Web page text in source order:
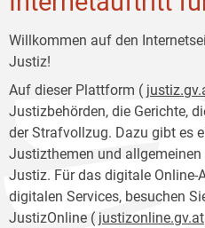
Willkommen auf den
Justiz!
Auf dieser Plattform (
Justizbehörden, die Gerichte,
der Strafvollzug. Dazu gibt es
Justizthemen und
Justiz. Für das digitale Online-
digitalen Services, besuchen
JustizOnline ( justizonline.gv.at